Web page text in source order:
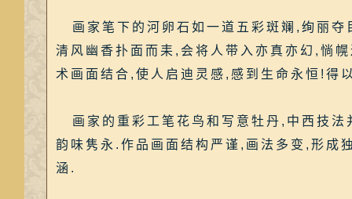
画家笔下的河卵石如一道五彩斑斓,绚丽夺
清风幽香扑面而耒,会将人带入亦真亦幻,惝
术画面结合,使人启迪灵感,感到生命永恒!得
画家的重彩工笔花鸟和写意牡丹,中西技法
韵味隽永.作品画面结构严谨,画法多变,形成
涵.